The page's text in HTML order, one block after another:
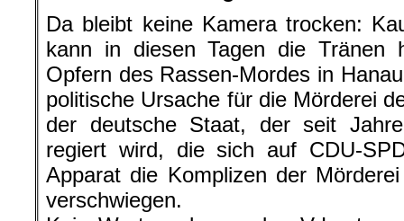
Da bleibt keine Kamera trocken:
kann in diesen Tagen die Tränen
Opfern des Rassen-Mordes in
politische Ursache für die Mörderei
der deutsche Staat, der seit
regiert wird, die sich auf CDU-
Apparat die Komplizen der
verschwiegen.